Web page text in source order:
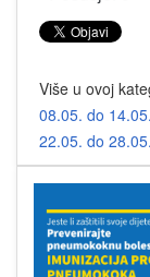
Više u ovoj
08.05. do
22.05. do